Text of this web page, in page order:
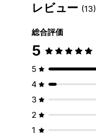
レビュー (13)
総合評価
5
5
4
3
2
1